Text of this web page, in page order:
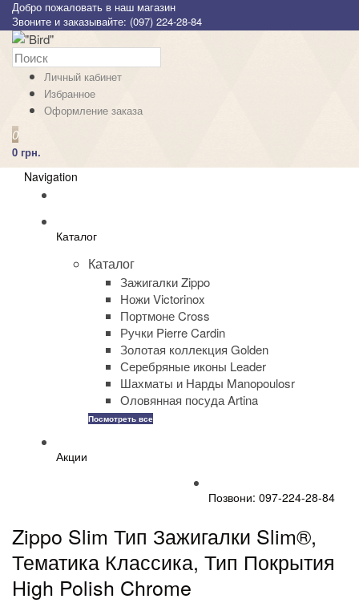
Добро пожаловать в наш магазин
Звоните и заказывайте: (097) 224-28-84
Личный кабинет
Избранное
Оформление заказа
0
0 грн.
Navigation
Каталог
Каталог
Зажигалки Zippo
Ножи Victorinox
Портмоне Cross
Ручки Pierre Cardin
Золотая коллекция Golden
Серебряные иконы Leader
Шахматы и Нарды Manopoulosr
Оловянная посуда Artina
Посмотреть все
Акции
Позвони: 097-224-28-84
Zippo Slim Тип Зажигалки Slim®,
Тематика Классика, Тип Покрытия
High Polish Chrome